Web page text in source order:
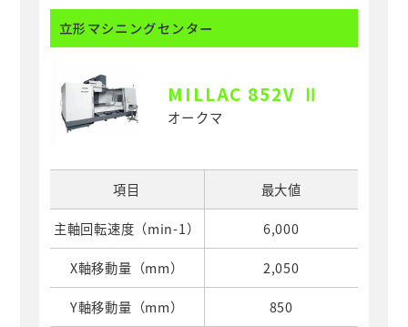
立形マシニングセンター
MILLAC 852V Ⅱ
オークマ
項目 最大値
主軸回転速度（min-1） 6,000
X軸移動量（mm） 2,050
Y軸移動量（mm） 850